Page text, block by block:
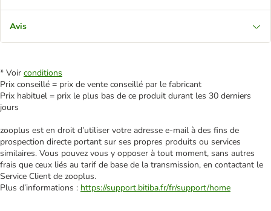
Avis
* Voir conditions
Prix conseillé = prix de vente conseillé par le fabricant
Prix habituel = prix le plus bas de ce produit durant les 30 derniers
jours
zooplus est en droit d’utiliser votre adresse e‑mail à des fins de
prospection directe portant sur ses propres produits ou services
similaires. Vous pouvez vous y opposer à tout moment, sans autres
frais que ceux liés au tarif de base de la transmission, en contactant le
Service Client de zooplus.
Plus d’informations : https://support.bitiba.fr/fr/support/home